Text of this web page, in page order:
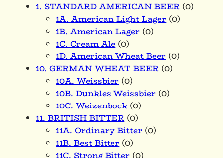
1. STANDARD AMERICAN BEER(0)
1A. American Light Lager(0)
1B. American Lager(0)
1C. Cream Ale(0)
1D. American Wheat Beer(0)
10. GERMAN WHEAT BEER(0)
10A. Weissbier(0)
10B. Dunkles Weissbier(0)
10C. Weizenbock(0)
11. BRITISH BITTER(0)
11A. Ordinary Bitter(0)
11B. Best Bitter(0)
11C. Strong Bitter(0)